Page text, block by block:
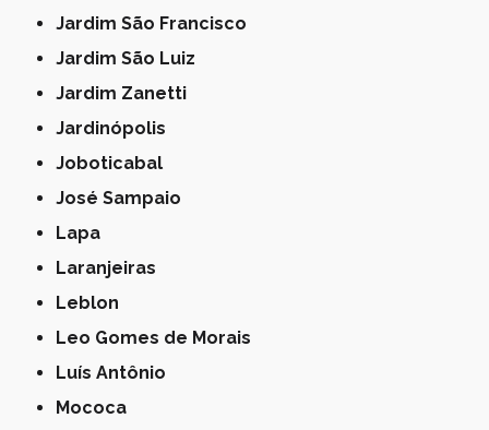
Jardim São Francisco
Jardim São Luiz
Jardim Zanetti
Jardinópolis
Joboticabal
José Sampaio
Lapa
Laranjeiras
Leblon
Leo Gomes de Morais
Luís Antônio
Mococa